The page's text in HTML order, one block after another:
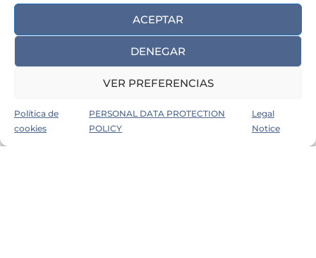
ACEPTAR
DENEGAR
VER PREFERENCIAS
Política de
cookies
PERSONAL DATA PROTECTION
POLICY
Legal
Notice